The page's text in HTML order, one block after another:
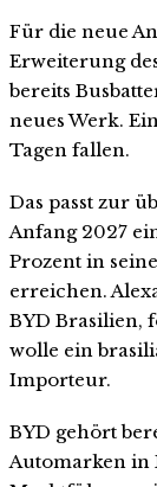
Für die neue
Erweiterung
bereits
neues Werk.
Tagen fallen.
Das passt zur
Anfang 2027
Prozent in
erreichen.
BYD Brasilien,
wolle ein
Importeur.
BYD gehört
Automarken in